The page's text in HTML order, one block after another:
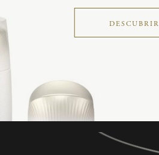
DESCUBRIR